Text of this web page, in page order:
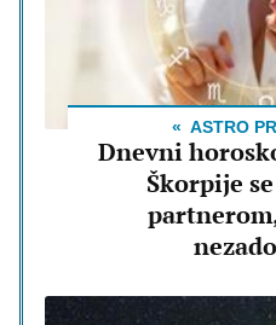
ASTRO
Dnevni
Škorpije